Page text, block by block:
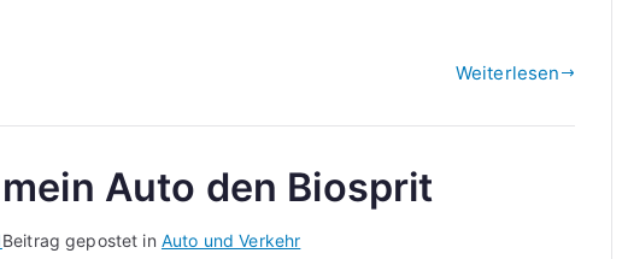
Weiterlesen
Auto den Biosprit
Beitrag gepostet in Auto und Verkehr